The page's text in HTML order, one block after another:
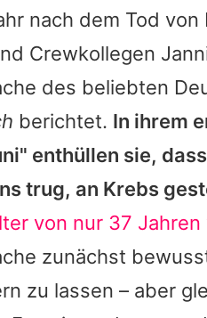
nach dem Tod von
Crewkollegen
des beliebten
berichtet. In ihrem
enthüllen sie, dass
trug, an Krebs
von nur 37
zunächst
zu lassen – aber